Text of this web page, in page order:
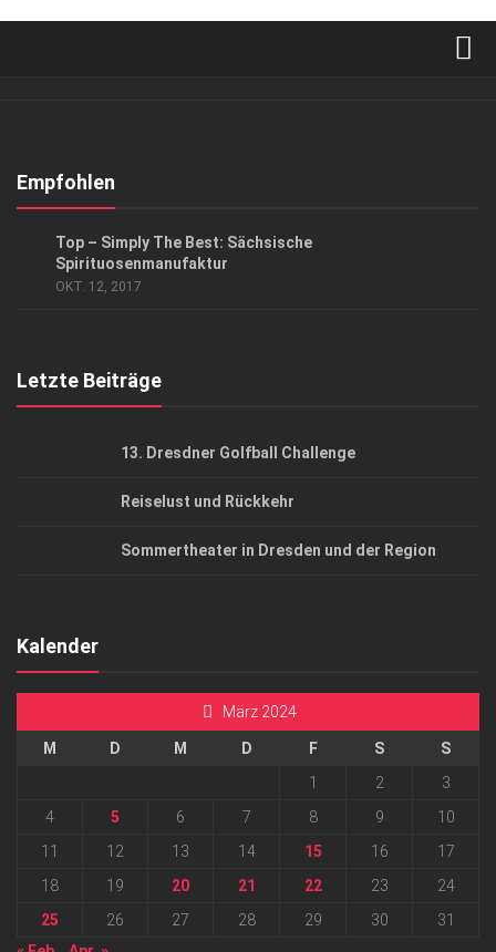
Kontakt, Impressum
Empfohlen
Top – Simply The Best: Sächsische
Spirituosenmanufaktur
OKT. 12, 2017
Letzte Beiträge
13. Dresdner Golfball Challenge
Reiselust und Rückkehr
Sommertheater in Dresden und der Region
Kalender
März 2024
M D M D F S
S
1
2
3
4
5 6 7 8 9
10
11
12 13 14 15 16
17
18
19 20 21 22 23
24
25
26 27 28 29 30
31